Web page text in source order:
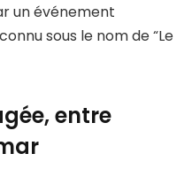
un événement
sous le nom de “Le
entre